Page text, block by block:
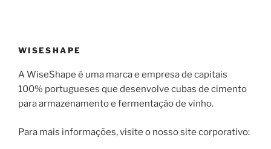
WISESHAPE
A WiseShape é uma marca e empresa de capitais
100% portugueses que desenvolve cubas de cimento
para armazenamento e fermentação de vinho.
Para mais informações, visite o nosso site corporativo: